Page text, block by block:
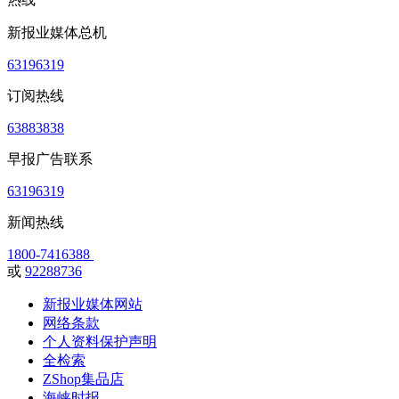
新报业媒体总机
63196319
订阅热线
63883838
早报广告联系
63196319
新闻热线
1800-7416388
或 92288736
新报业媒体网站
网络条款
个人资料保护声明
全检索
ZShop集品店